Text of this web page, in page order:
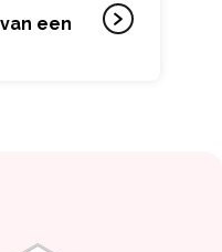
een